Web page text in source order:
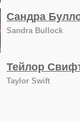
Сандра
Sandra Bullock
Тейлор
Taylor Swift